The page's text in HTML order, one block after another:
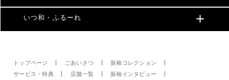
いつ和・ふるーれ
トップページ ごあいさつ
振袖コレクション
サービス・特典
店舗一覧
振袖インタビュー